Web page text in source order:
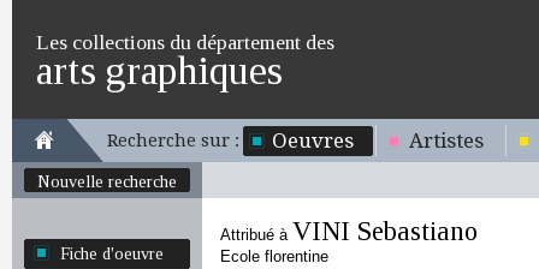
Les collections du département des
arts graphiques
Recherche sur : Oeuvres Artistes
Nouvelle recherche
Fiche d'oeuvre
Attribué à VINI Sebastiano
Ecole florentine